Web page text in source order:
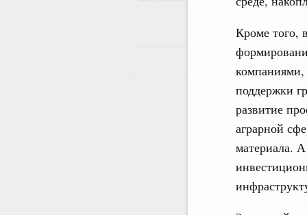
Кроме того,
компаниями,
поддержки
развитие
аграрной
материала.